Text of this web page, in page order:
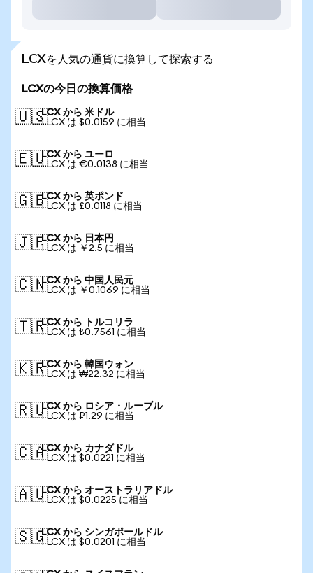
LCXを人気の通貨に換算して探索する
LCXの今日の換算価格
🇺🇸LCX から 米ドル
1 LCX は $0.0159 に相当
🇪🇺LCX から ユーロ
1 LCX は €0.0138 に相当
🇬🇧LCX から 英ポンド
1 LCX は £0.0118 に相当
🇯🇵LCX から 日本円
1 LCX は ￥2.5 に相当
🇨🇳LCX から 中国人民元
1 LCX は ￥0.1069 に相当
🇹🇷LCX から トルコリラ
1 LCX は ₺0.7561 に相当
🇰🇷LCX から 韓国ウォン
1 LCX は ₩22.32 に相当
🇷🇺LCX から ロシア・ルーブル
1 LCX は ₽1.29 に相当
🇨🇦LCX から カナダドル
1 LCX は $0.0221 に相当
🇦🇺LCX から オーストラリアドル
1 LCX は $0.0225 に相当
🇸🇬LCX から シンガポールドル
1 LCX は $0.0201 に相当